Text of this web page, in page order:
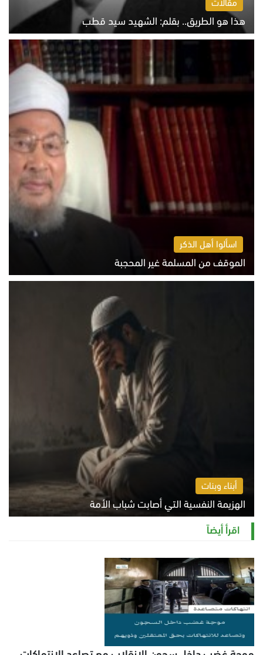
هذا هو الطريق.. بقلم: الشهيد سيد قطب
الخميس 6 أغسطس 2026 10:52 ص
اسألوا أهل الذكر
الموقف من المسلمة غير المحجبة
الخميس 6 أغسطس 2026 10:45 ص
أبناء وبنات
الهزيمة النفسية التي أصابت شباب الأمة
الخميس 6 أغسطس 2026 11:12 ص
اقرأ أيضاً